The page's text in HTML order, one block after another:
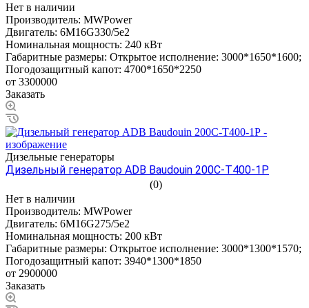
Нет в наличии
Производитель: MWPower
Двигатель: 6M16G330/5e2
Номинальная мощность: 240 кВт
Габаритные размеры: Открытое исполнение: 3000*1650*1600;
Погодозащитный капот: 4700*1650*2250
от 3300000
Заказать
Дизельные генераторы
Дизельный генератор ADB Baudouin 200С-Т400-1Р
(0)
Нет в наличии
Производитель: MWPower
Двигатель: 6M16G275/5e2
Номинальная мощность: 200 кВт
Габаритные размеры: Открытое исполнение: 3000*1300*1570;
Погодозащитный капот: 3940*1300*1850
от 2900000
Заказать